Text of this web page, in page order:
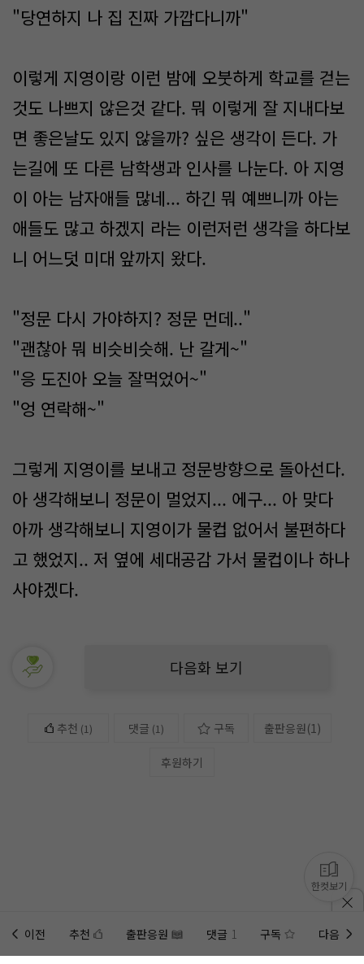
"당연하지 나 집 진짜 가깝다니까"
이렇게 지영이랑 이런 밤에 오붓하게 학교를 걷는
것도 나쁘지 않은것 같다. 뭐 이렇게 잘 지내다보
면 좋은날도 있지 않을까? 싶은 생각이 든다. 가
는길에 또 다른 남학생과 인사를 나눈다. 아 지영
이 아는 남자애들 많네... 하긴 뭐 예쁘니까 아는
애들도 많고 하겠지 라는 이런저런 생각을 하다보
니 어느덧 미대 앞까지 왔다.
"정문 다시 가야하지? 정문 먼데.."
"괜찮아 뭐 비슷비슷해. 난 갈게~"
"응 도진아 오늘 잘먹었어~"
"엉 연락해~"
그렇게 지영이를 보내고 정문방향으로 돌아선다.
아 생각해보니 정문이 멀었지... 에구... 아 맞다
아까 생각해보니 지영이가 물컵 없어서 불편하다
고 했었지.. 저 옆에 세대공감 가서 물컵이나 하나
사야겠다.
다음화 보기
추천 (1) 댓글 (1) 구독 출판응원(1)
후원하기
이전 추천 출판응원 댓글 1 구독 다음
한컷보기
홈에미노벨 웹추가하기 미노벨 앱설치하기